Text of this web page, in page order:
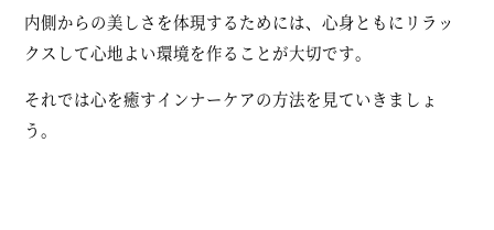
内側からの美しさを体現するためには、心身ともにリラッ
クスして心地よい環境を作ることが大切です。
それでは心を癒すインナーケアの方法を見ていきましょ
う。